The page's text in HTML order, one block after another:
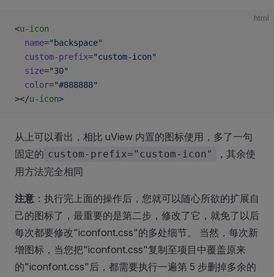
html
<u-icon
  name
="backspace"
  custom-prefix
="custom-icon"
  size
="30"
  color
="#888888"
></u-icon>
从上可以看出，相比 uView 内置的图标使用，多了一句
固定的 custom-prefix="custom-icon"
，其余使
用方法完全相同
注意 ：执行完上面的操作后，您就可以随心所欲的扩展自
己的图标了，最重要的是第二步，修改了它，就免了以后
每次都要修改"iconfont.css"的多处细节。 当然，每次新
增图标，当您把"iconfont.css"复制至项目中覆盖原来
的"iconfont.css"后，都需要执行一遍第 5 步删掉多余的